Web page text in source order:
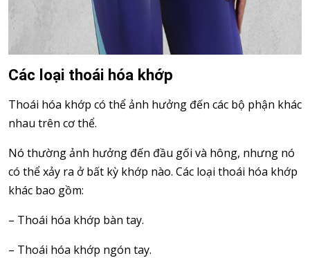
Các loại thoái hóa khớp
Thoái hóa khớp có thể ảnh hưởng đến các bộ phận khác
nhau trên cơ thể.
Nó thường ảnh hưởng đến đầu gối và hông, nhưng nó
có thể xảy ra ở bất kỳ khớp nào. Các loại thoái hóa khớp
khác bao gồm:
– Thoái hóa khớp bàn tay.
– Thoái hóa khớp ngón tay.